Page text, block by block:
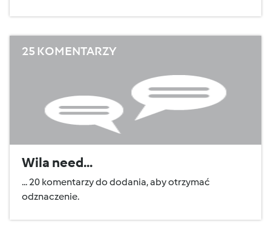
25 KOMENTARZY
Wila need...
... 20 komentarzy do dodania, aby otrzymać
odznaczenie.